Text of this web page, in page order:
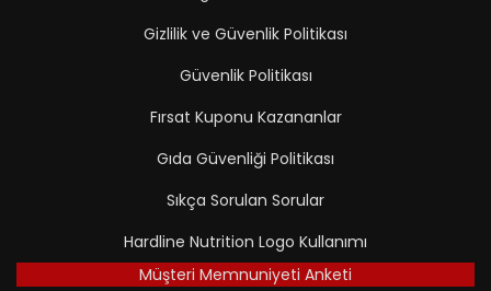
Gizlilik ve Güvenlik Politikası
Güvenlik Politikası
Fırsat Kuponu Kazananlar
Gıda Güvenliği Politikası
Sıkça Sorulan Sorular
Hardline Nutrition Logo Kullanımı
Müşteri Memnuniyeti Anketi